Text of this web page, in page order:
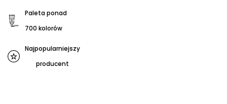
Paleta ponad
700 kolorów
Najpopularniejszy
producent